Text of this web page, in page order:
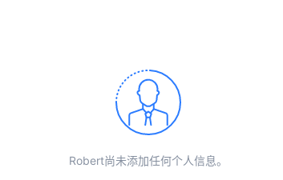
Robert尚未添加任何个人信息。